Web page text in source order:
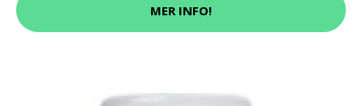
MER INFO!